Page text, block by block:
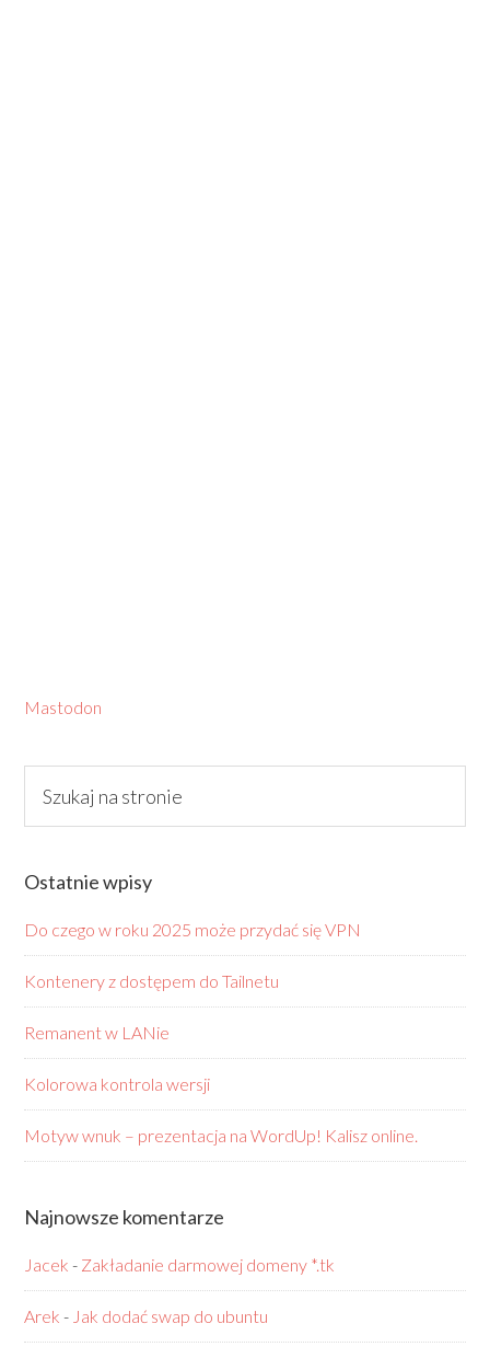
Mastodon
Ostatnie wpisy
Do czego w roku 2025 może przydać się VPN
Kontenery z dostępem do Tailnetu
Remanent w LANie
Kolorowa kontrola wersji
Motyw wnuk – prezentacja na WordUp! Kalisz online.
Najnowsze komentarze
Jacek - Zakładanie darmowej domeny *.tk
Arek - Jak dodać swap do ubuntu